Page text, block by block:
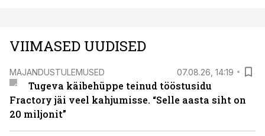
VIIMASED UUDISED
MAJANDUSTULEMUSED 07.08.26, 14:19
Tugeva käibehüppe teinud tööstusidu
Fractory jäi veel kahjumisse. “Selle aasta siht on
20 miljonit”